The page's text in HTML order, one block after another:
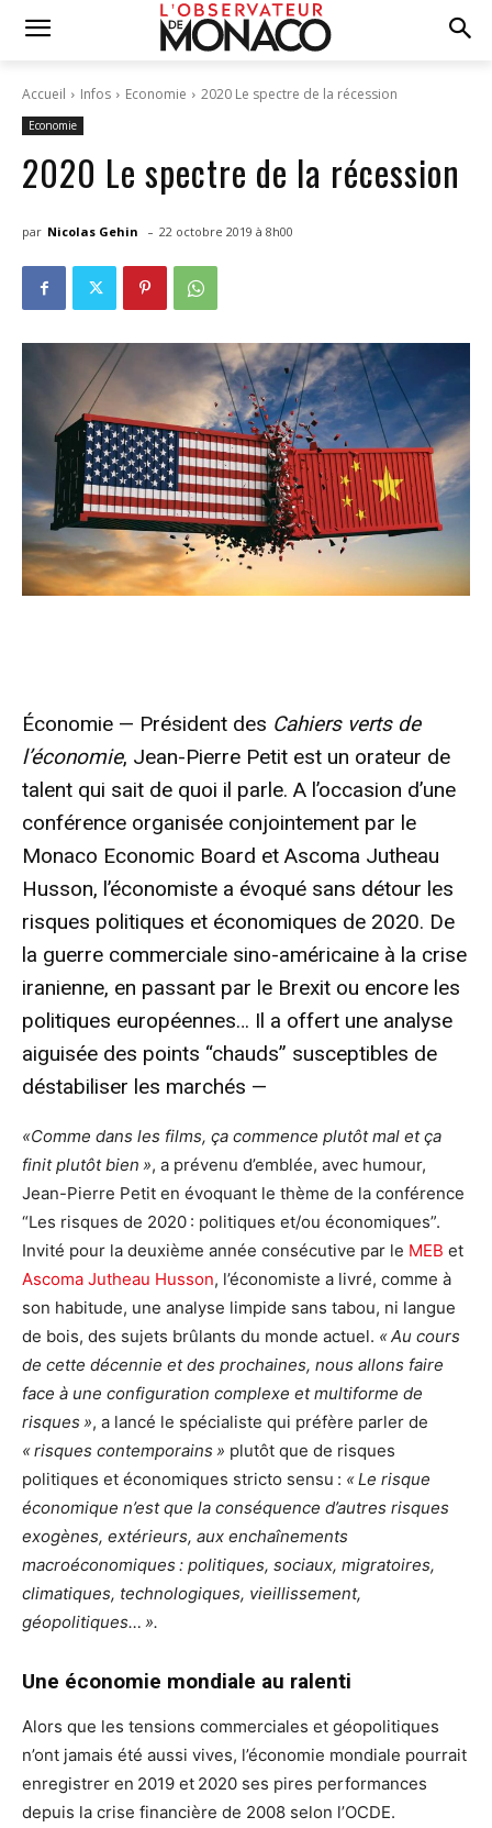
Accueil Infos Economie 2020 Le spectre de la récession
Economie
2020 Le spectre de la récession
par Nicolas Gehin - 22 octobre 2019 à 8h00
Économie — Président des Cahiers verts de
l’économie, Jean-Pierre Petit est un orateur de
talent qui sait de quoi il parle. A l’occasion d’une
conférence organisée conjointement par le
Monaco Economic Board et Ascoma Jutheau
Husson, l’économiste a évoqué sans détour les
risques politiques et économiques de 2020. De
la guerre commerciale sino-américaine à la crise
iranienne, en passant par le Brexit ou encore les
politiques européennes… Il a offert une analyse
aiguisée des points “chauds” susceptibles de
déstabiliser les marchés —
«Comme dans les films, ça commence plutôt mal et ça
finit plutôt bien », a prévenu d’emblée, avec humour,
Jean-Pierre Petit en évoquant le thème de la conférence
“Les risques de 2020 : politiques et/ou économiques”.
Invité pour la deuxième année consécutive par le MEB et
Ascoma Jutheau Husson, l’économiste a livré, comme à
son habitude, une analyse limpide sans tabou, ni langue
de bois, des sujets brûlants du monde actuel. « Au cours
de cette décennie et des prochaines, nous allons faire
face à une configuration complexe et multiforme de
risques », a lancé le spécialiste qui préfère parler de
« risques contemporains » plutôt que de risques
politiques et économiques stricto sensu : « Le risque
économique n’est que la conséquence d’autres risques
exogènes, extérieurs, aux enchaînements
macroéconomiques : politiques, sociaux, migratoires,
climatiques, technologiques, vieillissement,
géopolitiques… ».
Une économie mondiale au ralenti
Alors que les tensions commerciales et géopolitiques
n’ont jamais été aussi vives, l’économie mondiale pourrait
enregistrer en 2019 et 2020 ses pires performances
depuis la crise financière de 2008 selon l’OCDE.